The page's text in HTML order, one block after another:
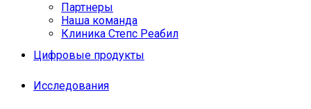
Партнеры
Наша команда
Клиника Степс Реабил
Цифровые продукты
Исследования